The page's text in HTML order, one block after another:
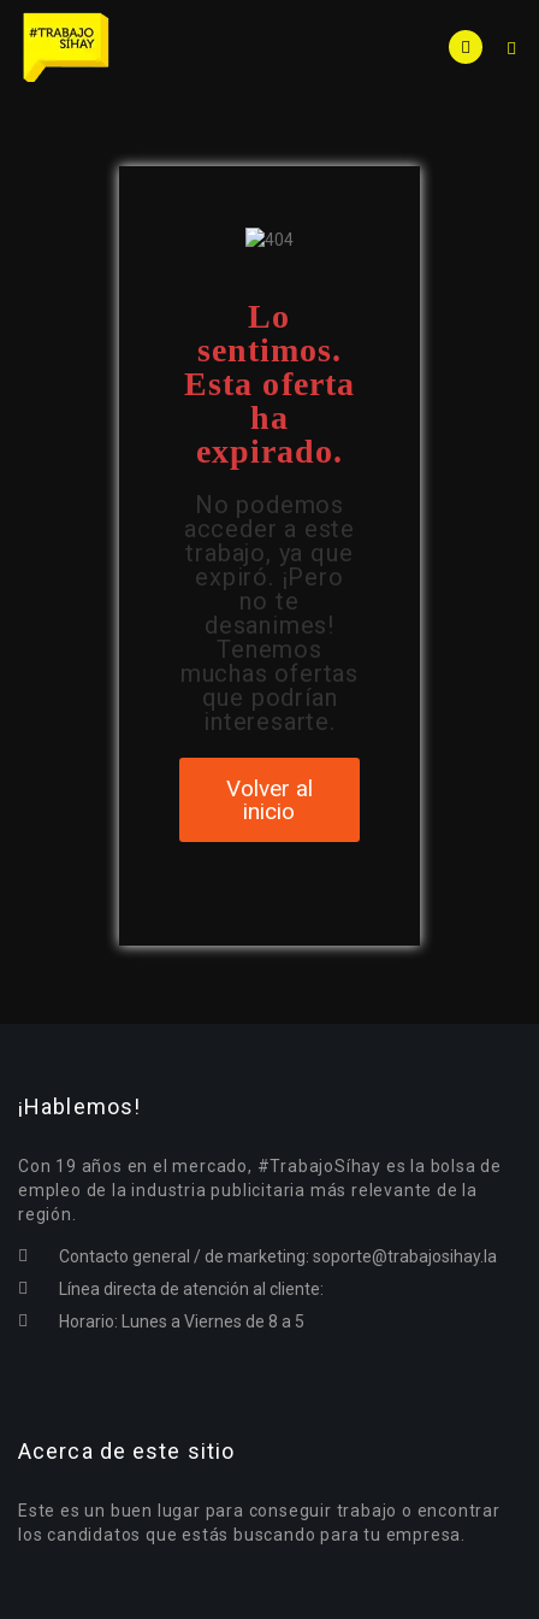
Lo
sentimos.
Esta oferta
ha
expirado.
No podemos
acceder a este
trabajo, ya que
expiró. ¡Pero
no te
desanimes!
Tenemos
muchas ofertas
que podrían
interesarte.
Volver al
inicio
¡Hablemos!
Con 19 años en el mercado, #TrabajoSíhay es la bolsa de
empleo de la industria publicitaria más relevante de la
región.
Contacto general / de marketing: soporte@trabajosihay.la
Línea directa de atención al cliente:
Horario: Lunes a Viernes de 8 a 5
Acerca de este sitio
Este es un buen lugar para conseguir trabajo o encontrar
los candidatos que estás buscando para tu empresa.